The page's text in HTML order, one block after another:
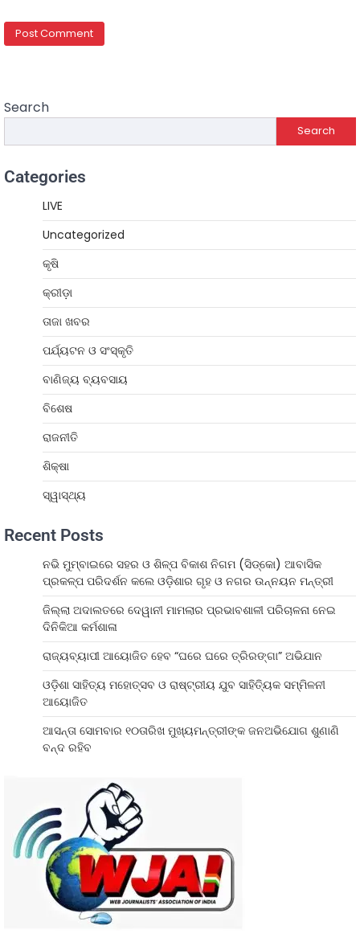
Search
Search
Categories
LIVE
Uncategorized
କୃଷି
କ୍ରୀଡ଼ା
ତାଜା ଖବର
ପର୍ଯ୍ୟଟନ ଓ ସଂସ୍କୃତି
ବାଣିଜ୍ୟ ବ୍ୟବସାୟ
ବିଶେଷ
ରାଜନୀତି
ଶିକ୍ଷା
ସ୍ୱାସ୍ଥ୍ୟ
Recent Posts
ନଭି ମୁମ୍ବାଇରେ ସହର ଓ ଶିଳ୍ପ ବିକାଶ ନିଗମ (ସିଡ୍‌କୋ) ଆବାସିକ
ପ୍ରକଳ୍ପ ପରିଦର୍ଶନ କଲେ ଓଡ଼ିଶାର ଗୃହ ଓ ନଗର ଉନ୍ନୟନ ମନ୍ତ୍ରୀ
ଜିଲ୍ଲା ଅଦାଲତରେ ଦେୱାନୀ ମାମଲାର ପ୍ରଭାବଶାଳୀ ପରିଚାଳନା ନେଇ
ଦିନିକିଆ କର୍ମଶାଳା
ରାଜ୍ୟବ୍ୟାପୀ ଆୟୋଜିତ ହେବ “ଘରେ ଘରେ ତ୍ରିରଙ୍ଗା” ଅଭିଯାନ
ଓଡ଼ିଶା ସାହିତ୍ୟ ମହୋତ୍ସବ ଓ ରାଷ୍ଟ୍ରୀୟ ଯୁବ ସାହିତ୍ୟିକ ସମ୍ମିଳନୀ
ଆୟୋଜିତ
ଆସନ୍ତା ସୋମବାର ୧୦ତାରିଖ ମୁଖ୍ୟମନ୍ତ୍ରୀଙ୍କ ଜନଅଭିଯୋଗ ଶୁଣାଣି
ବନ୍ଦ ରହିବ